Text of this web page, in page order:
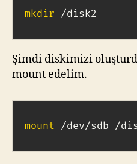
mkdir /disk2
Şimdi diskimizi
mount edelim.
mount /dev/sdb /